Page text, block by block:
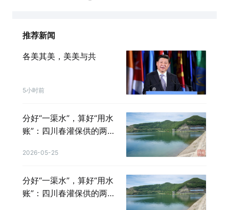
推荐新闻
各美其美，美美与共
5小时前
分好“一渠水”，算好“用水
账”：四川春灌保供的两个
2026-05-25
分好“一渠水”，算好“用水
账”：四川春灌保供的两个